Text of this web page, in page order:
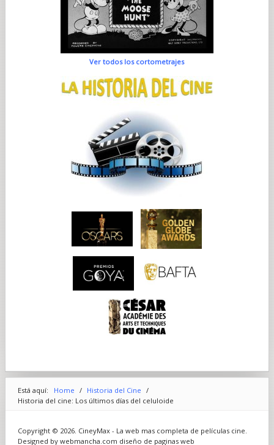
Ver todos los cortometrajes
Está aquí: Home / Historia del Cine /
Historia del cine: Los últimos días del celuloide
Copyright © 2026. CineyMax - La web mas completa de películas cine.
Designed by webmancha.com diseño de paginas web